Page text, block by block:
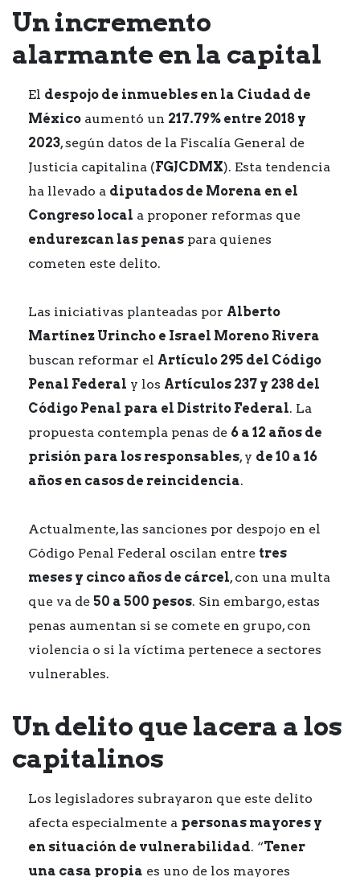
Un incremento
alarmante en la capital
El despojo de inmuebles en la Ciudad de
México aumentó un 217.79% entre 2018 y
2023, según datos de la Fiscalía General de
Justicia capitalina (FGJCDMX). Esta tendencia
ha llevado a diputados de Morena en el
Congreso local a proponer reformas que
endurezcan las penas para quienes
cometen este delito.
Las iniciativas planteadas por Alberto
Martínez Urincho e Israel Moreno Rivera
buscan reformar el Artículo 295 del Código
Penal Federal y los Artículos 237 y 238 del
Código Penal para el Distrito Federal. La
propuesta contempla penas de 6 a 12 años de
prisión para los responsables, y de 10 a 16
años en casos de reincidencia.
Actualmente, las sanciones por despojo en el
Código Penal Federal oscilan entre tres
meses y cinco años de cárcel, con una multa
que va de 50 a 500 pesos. Sin embargo, estas
penas aumentan si se comete en grupo, con
violencia o si la víctima pertenece a sectores
vulnerables.
Un delito que lacera a los
capitalinos
Los legisladores subrayaron que este delito
afecta especialmente a personas mayores y
en situación de vulnerabilidad. “Tener
una casa propia es uno de los mayores